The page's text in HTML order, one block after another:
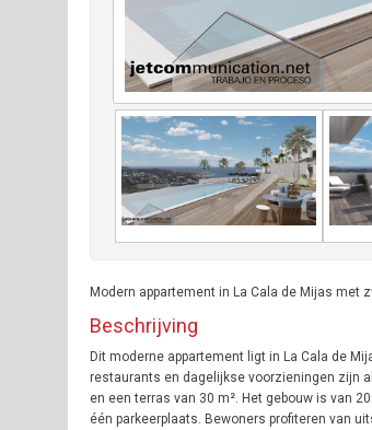
Modern appartement in La Cala de Mijas
Beschrijving
Dit moderne appartement ligt in La Cala de
restaurants en dagelijkse voorzieningen zijn
en een terras van 30 m². Het gebouw is van
één parkeerplaats. Bewoners profiteren van